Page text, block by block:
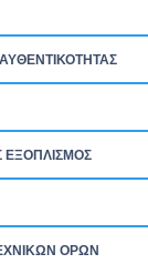
ΕΞΟΠΛΙΣΜΟΣ
ΟΡΩΝ